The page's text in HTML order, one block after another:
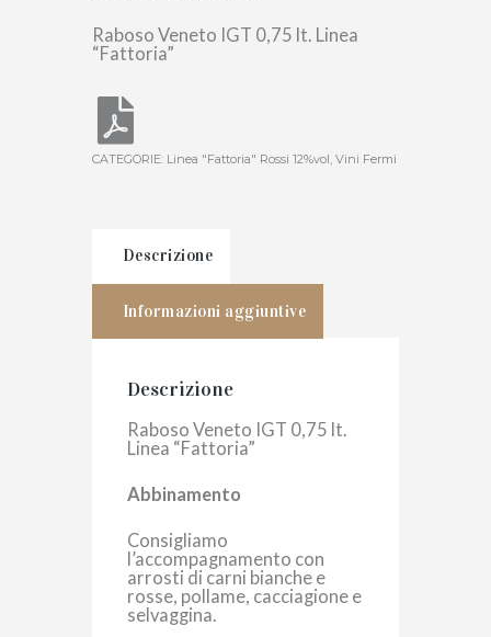
Raboso Veneto IGT 0,75 lt. Linea
“Fattoria”
CATEGORIE: Linea "Fattoria" Rossi 12%vol Vini Fermi
Descrizione
Informazioni aggiuntive
Descrizione
Raboso Veneto IGT 0,75 lt.
Linea “Fattoria”
Abbinamento
Consigliamo
l’accompagnamento con
arrosti di carni bianche e
rosse, pollame, cacciagione e
selvaggina.